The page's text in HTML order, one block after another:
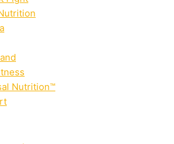
Nutrition™